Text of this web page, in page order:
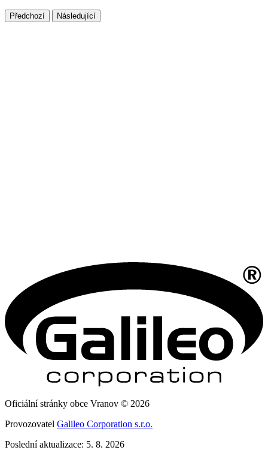
Předchozí Následující
Oficiální stránky obce Vranov © 2026
Provozovatel Galileo Corporation s.r.o.
Poslední aktualizace: 5. 8. 2026